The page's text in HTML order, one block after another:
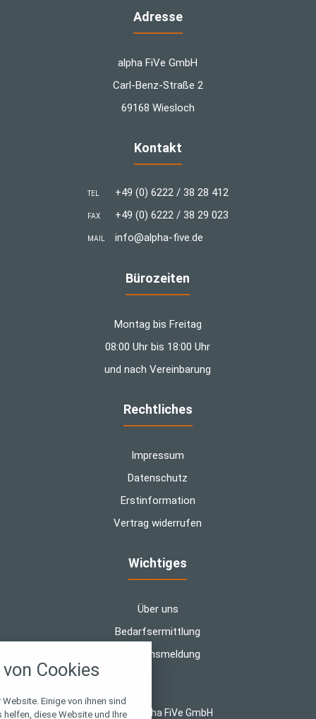
Adresse
alpha FiVe GmbH
Carl-Benz-Straße 2
69168 Wiesloch
Kontakt
TEL +49 (0) 6222 / 38 28 412
FAX +49 (0) 6222 / 38 29 023
MAIL info@alpha-five.de
Bürozeiten
Montag bis Freitag
08:00 Uhr bis 18:00 Uhr
und nach Vereinbarung
Rechtliches
Impressum
Datenschutz
Erstinformation
Vertrag widerrufen
Wichtiges
Über uns
Bedarfsermittlung
Schadensmeldung
© 2026 alpha FiVe GmbH
Cookies
Einige von ihnen sind
diese Website und Ihre
alle verwendeten Cookies und
zu blockieren.